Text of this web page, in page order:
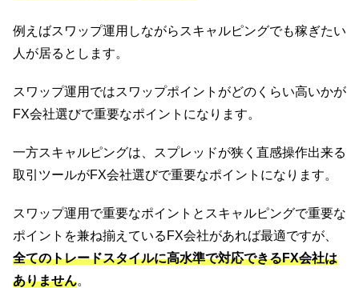
例えばスワップ運用しながらスキャルピングでも稼ぎたい
人が居るとします。
スワップ運用ではスワップポイントがどのくらい高いかが
FX会社選びで重要なポイントになります。
一方スキャルピングは、スプレッドが狭く直感操作出来る
取引ツールがFX会社選びで重要なポイントになります。
スワップ運用で重要なポイントとスキャルピングで重要な
ポイントを兼ね揃えているFX会社があれば最適ですが、
全てのトレードスタイルに高水準で対応できるFX会社は
ありません。